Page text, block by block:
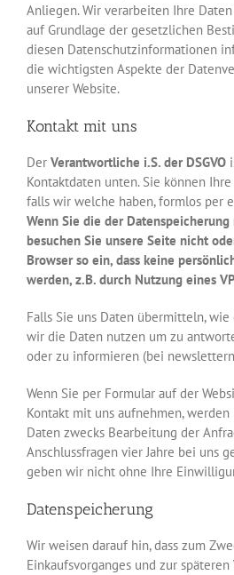
Anliegen. Wir verarbeiten Ihre
auf Grundlage der gesetzlichen
diesen Datenschutzinformationen
die wichtigsten Aspekte der
unserer Website.
Kontakt mit uns
Der Verantwortliche i.S. der DSGVO
Kontaktdaten unten. Sie können
falls wir welche haben, formlos per
Wenn Sie die der
besuchen Sie unsere Seite nicht
Browser so ein, dass keine
werden, z.B. durch Nutzung eines
Falls Sie uns Daten übermitteln,
wir die Daten nutzen um zu
oder zu informieren (bei
Wenn Sie per Formular auf der
Kontakt mit uns aufnehmen,
Daten zwecks Bearbeitung der
Anschlussfragen vier Jahre bei uns
geben wir nicht ohne Ihre
Datenspeicherung
Wir weisen darauf hin, dass zum
Einkaufsvorganges und zur